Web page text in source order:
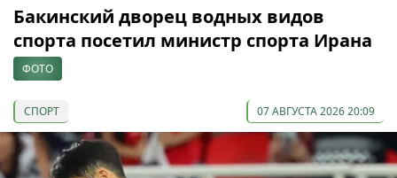
Бакинский дворец водных видов
спорта посетил министр спорта Ирана
ФОТО
СПОРТ 07 АВГУСТА 2026 20:09